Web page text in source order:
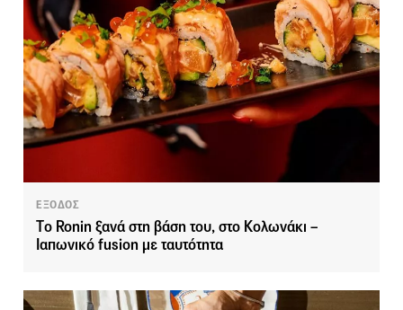
ΕΞΟΔΟΣ
Tο Ronin ξανά στη βάση του, στο Κολωνάκι –
Ιαπωνικό fusion με ταυτότητα